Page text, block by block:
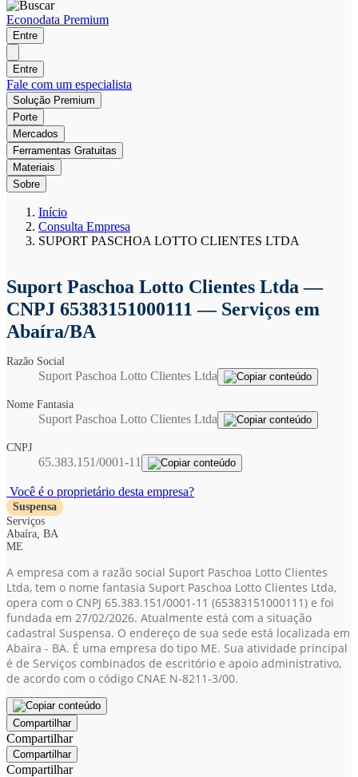
Econodata Premium
Entre
Entre
Fale com um especialista
Solução Premium
Porte
Mercados
Ferramentas Gratuitas
Materiais
Sobre
Início
Consulta Empresa
SUPORT PASCHOA LOTTO CLIENTES LTDA
Suport Paschoa Lotto Clientes Ltda—
CNPJ 65383151000111 — Serviços em
Abaíra/BA
Razão Social
Suport Paschoa Lotto Clientes Ltda
Nome Fantasia
Suport Paschoa Lotto Clientes Ltda
CNPJ
65.383.151/0001-11
Você é o proprietário desta empresa?
Suspensa
Serviços
Abaíra, BA
ME
A empresa com a razão social Suport Paschoa Lotto Clientes
Ltda, tem o nome fantasia Suport Paschoa Lotto Clientes Ltda,
opera com o CNPJ 65.383.151/0001-11 (65383151000111) e foi
fundada em 27/02/2026. Atualmente está com a situação
cadastral Suspensa. O endereço de sua sede está localizada em
Abaira - BA. É uma empresa do tipo ME. Sua atividade principal
é de Serviços combinados de escritório e apoio administrativo,
de acordo com o código CNAE N-8211-3/00.
Compartilhar
Compartilhar
Compartilhar
Compartilhar